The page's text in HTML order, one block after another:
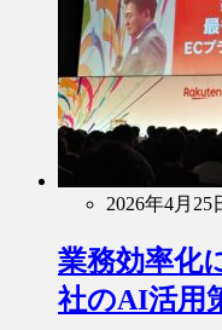
2026年4月25
業務効率化
社のAI活用